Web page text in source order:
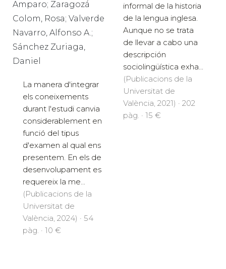
Amparo; Zaragozá
Colom, Rosa; Valverde
Navarro, Alfonso A.;
Sánchez Zuriaga,
Daniel
La manera d'integrar
els coneixements
durant l'estudi canvia
considerablement en
funció del tipus
d'examen al qual ens
presentem. En els de
desenvolupament es
requereix la me...
(Publicacions de la
Universitat de
València, 2024) · 54
pàg. · 10 €
informal de la historia
de la lengua inglesa.
Aunque no se trata
de llevar a cabo una
descripción
sociolingüística exha...
(Publicacions de la
Universitat de
València, 2021) · 202
pàg. · 15 €